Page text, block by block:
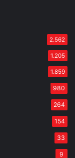
2.562
1.205
1.859
980
264
154
33
9